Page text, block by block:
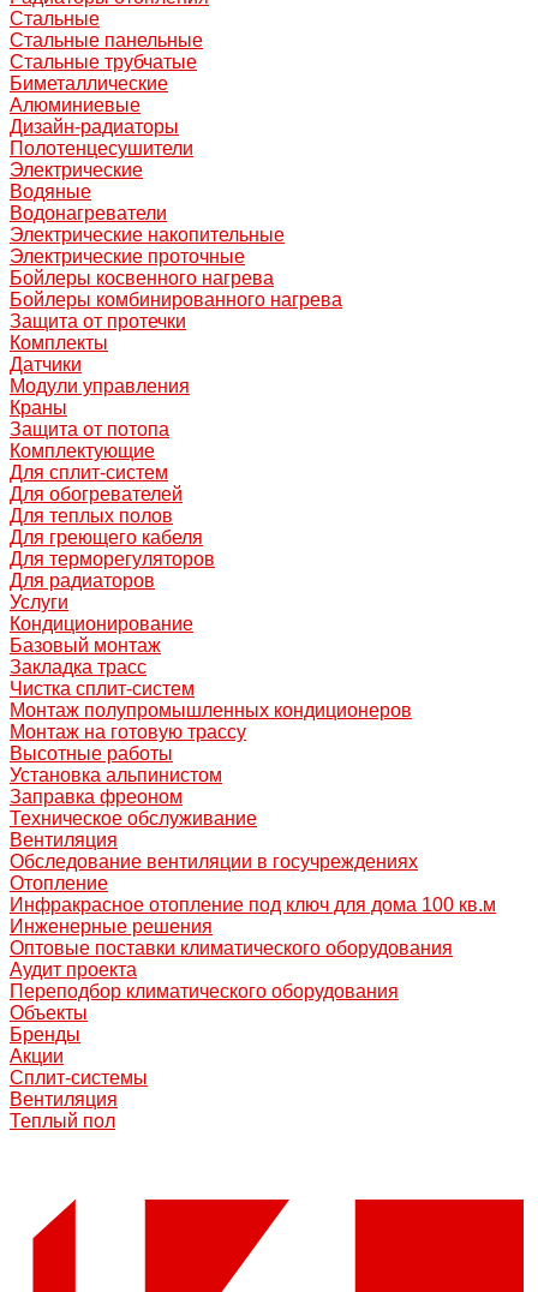
Стальные
Стальные панельные
Стальные трубчатые
Биметаллические
Алюминиевые
Дизайн-радиаторы
Полотенцесушители
Электрические
Водяные
Водонагреватели
Электрические накопительные
Электрические проточные
Бойлеры косвенного нагрева
Бойлеры комбинированного нагрева
Защита от протечки
Комплекты
Датчики
Модули управления
Краны
Защита от потопа
Комплектующие
Для сплит-систем
Для обогревателей
Для теплых полов
Для греющего кабеля
Для терморегуляторов
Для радиаторов
Услуги
Кондиционирование
Базовый монтаж
Закладка трасс
Чистка сплит-систем
Монтаж полупромышленных кондиционеров
Монтаж на готовую трассу
Высотные работы
Установка альпинистом
Заправка фреоном
Техническое обслуживание
Вентиляция
Обследование вентиляции в госучреждениях
Отопление
Инфракрасное отопление под ключ для дома 100 кв.м
Инженерные решения
Оптовые поставки климатического оборудования
Аудит проекта
Переподбор климатического оборудования
Объекты
Бренды
Акции
Сплит-системы
Вентиляция
Теплый пол